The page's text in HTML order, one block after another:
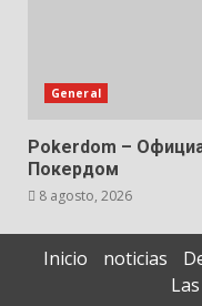
General
Pokerdom –
Покердом
8 agosto, 2026
Inicio noticias